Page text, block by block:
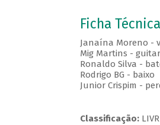
Ficha Técnica
Janaína Moreno -
Mig Martins -
Ronaldo Silva -
Rodrigo BG - baixo
Junior Crispim -
Classificação: